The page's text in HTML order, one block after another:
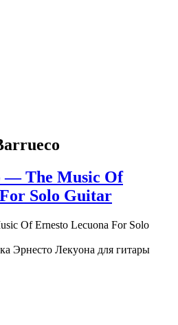
— The Music Of
Solo Guitar
Эрнесто Лекуона для гитары